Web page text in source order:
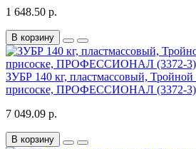
1 648.50 р.
В корзину
ЗУБР 140 кг, пластмассовый,
присоске, ПРОФЕССИОНАЛ (3372-3)
7 049.09 р.
В корзину